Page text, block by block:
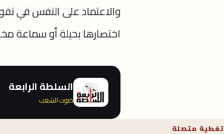
والاعتماد على النفس في
اختصارها بحيلة أو سماعة
السلطة الرابعة
صوت الشعب
تغطية متصلة